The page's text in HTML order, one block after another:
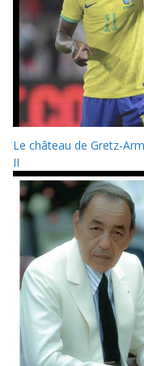
Le château de Gretz-
II